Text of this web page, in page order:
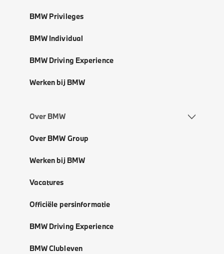
BMW Privileges
BMW Individual
BMW Driving Experience
Werken bij BMW
Over BMW
Over BMW Group
Werken bij BMW
Vacatures
Officiële persinformatie
BMW Driving Experience
BMW Clubleven